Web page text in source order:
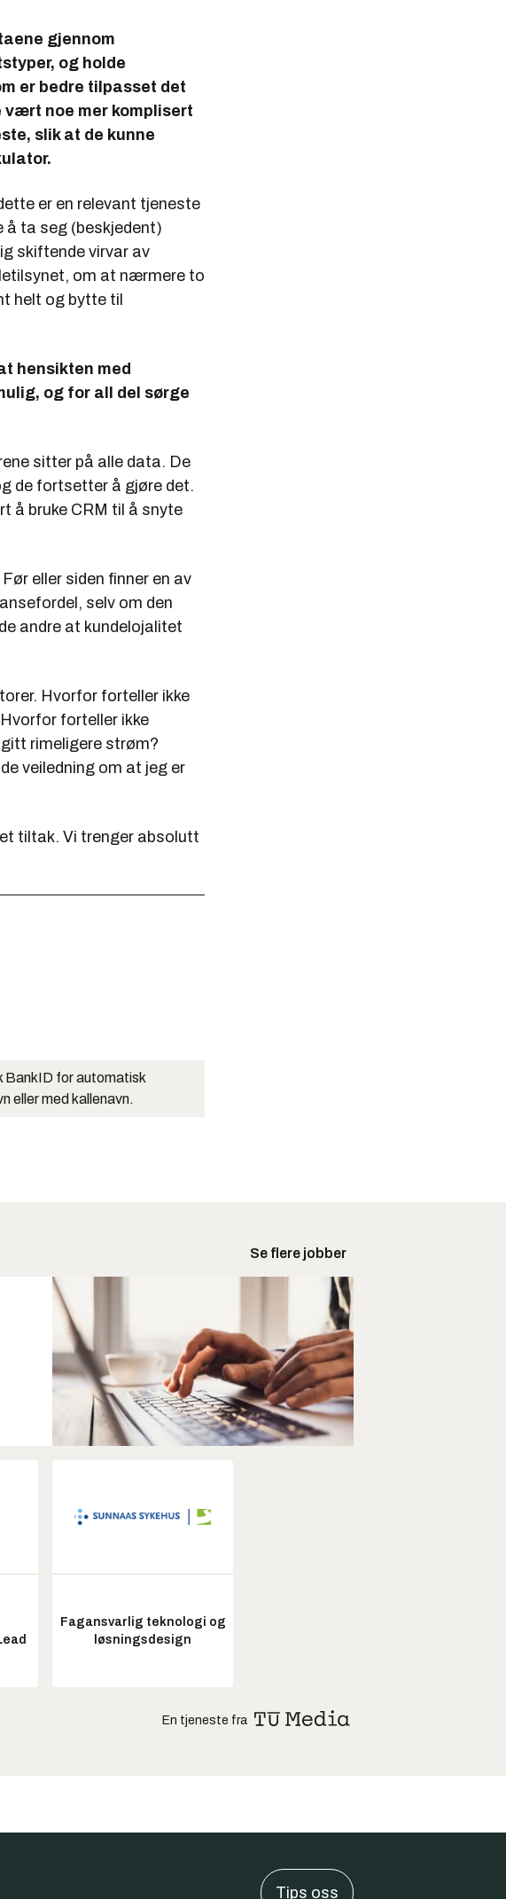
gjennom
og holde
er bedre tilpasset det
vært noe mer komplisert
slik at de kunne
er en relevant tjeneste
å ta seg (beskjedent)
skiftende virvar av
om at nærmere to
helt og bytte til
hensikten med
og for all del sørge
sitter på alle data. De
de fortsetter å gjøre det.
å bruke CRM til å snyte
eller siden finner en av
selv om den
andre at kundelojalitet
Hvorfor forteller ikke
forteller ikke
rimeligere strøm?
veiledning om at jeg er
tiltak. Vi trenger absolutt
BankID for automatisk
eller med kallenavn.
Se flere jobber
Fagansvarlig teknologi og
løsningsdesign
En tjeneste fra
Tips oss